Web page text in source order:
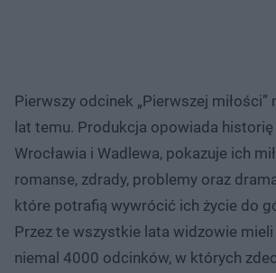
Pierwszy odcinek „Pierwszej miłości”
lat temu. Produkcja opowiada
Wrocławia i Wadlewa, pokazuje ich
romanse, zdrady, problemy oraz
które potrafią wywrócić ich życie do
Przez te wszystkie lata widzowie
niemal 4000 odcinków, w których